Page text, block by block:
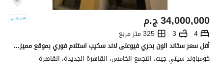
ج.م34,000,000
4
3
325 متر مربع
أقل سعر ستاند الون بحري فيوعلى لاند سكيب استلام فوري بموقع مميز في سيتي جيت سافير أ شركة قطري ديار للتطوير العقاري City Gate Sapphire A
كومباوند سيتي جيت، التجمع الخامس، القاهرة الجديدة، القاهرة